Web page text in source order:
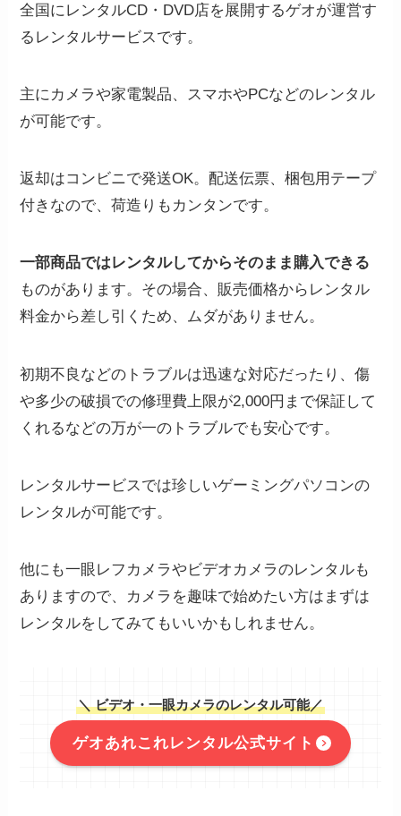
全国にレンタルCD・DVD店を展開するゲオが運営す
るレンタルサービスです。
主にカメラや家電製品、スマホやPCなどのレンタル
が可能です。
返却はコンビニで発送OK。配送伝票、梱包用テープ
付きなので、荷造りもカンタンです。
一部商品ではレンタルしてからそのまま購入できる
ものがあります。その場合、販売価格からレンタル
料金から差し引くため、ムダがありません。
初期不良などのトラブルは迅速な対応だったり、傷
や多少の破損での修理費上限が2,000円まで保証して
くれるなどの万が一のトラブルでも安心です。
レンタルサービスでは珍しいゲーミングパソコンの
レンタルが可能です。
他にも一眼レフカメラやビデオカメラのレンタルも
ありますので、カメラを趣味で始めたい方はまずは
レンタルをしてみてもいいかもしれません。
＼ ビデオ・一眼カメラのレンタル可能／
ゲオあれこれレンタル公式サイト